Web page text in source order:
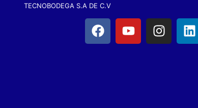
TECNOBODEGA S.A DE C.V